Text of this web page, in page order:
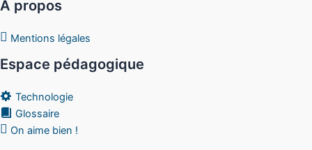
À propos
Mentions légales
Espace pédagogique
Technologie
Glossaire
On aime bien !